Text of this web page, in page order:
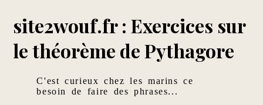
site2wouf.fr : Exercices sur
le théorème de Pythagore
C'est curieux chez les marins ce
besoin de faire des phrases...